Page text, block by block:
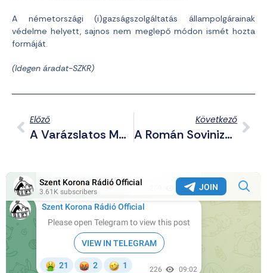
A németországi (i)gazságszolgáltatás állampolgárainak
védelme helyett, sajnos nem meglepő módon ismét hozta
formáját.
(Idegen áradat-SZKR)
Előző
A Varázslatos Magyarország Fotópályázat Legjobb Képei
Következő
A Román Sovinizmus Célba Vette Morvai Krisztinát